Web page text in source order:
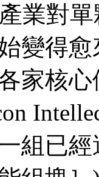
業對
變得
家核
組已